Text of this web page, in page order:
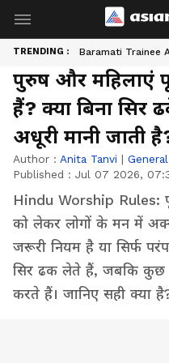
TRENDING : Baramati Trainee
पुरुष और महिलाएं
हैं? क्या बिना
अधूरी मानी जाती
Author : Anita Tanvi |
Published : Jul 07 2026,
Hindu Worship Rules:
को लेकर लोगों के मन में
जरूरी नियम है या सिर्फ
सिर ढक लेते हैं, जबकि कुछ
करते हैं। जानिए सही क्या